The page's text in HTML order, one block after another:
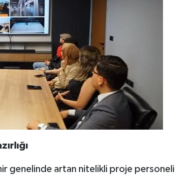
genelinde artan nitelikli proje personeli